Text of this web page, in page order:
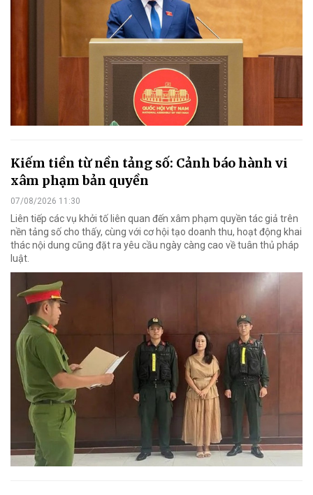
Kiếm tiền từ nền tảng số: Cảnh báo hành vi
xâm phạm bản quyền
07/08/2026 11:30
Liên tiếp các vụ khởi tố liên quan đến xâm phạm quyền tác giả trên
nền tảng số cho thấy, cùng với cơ hội tạo doanh thu, hoạt động khai
thác nội dung cũng đặt ra yêu cầu ngày càng cao về tuân thủ pháp
luật.